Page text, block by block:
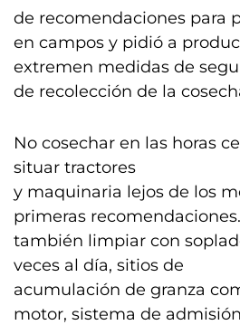
de recomendaciones para
en campos y pidió a
extremen medidas de
de recolección de la
No cosechar en las horas
situar tractores
y maquinaria lejos de los
primeras
también limpiar con
veces al día, sitios de
acumulación de granza
motor, sistema de